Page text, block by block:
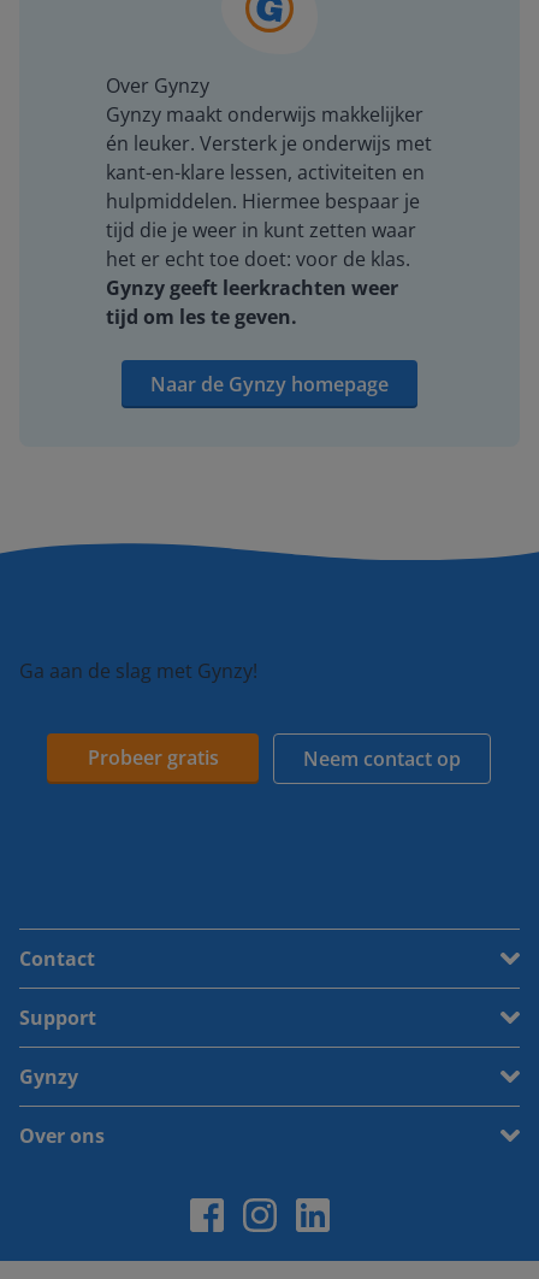
Over Gynzy
Gynzy maakt onderwijs makkelijker
én leuker. Versterk je onderwijs met
kant-en-klare lessen, activiteiten en
hulpmiddelen. Hiermee bespaar je
tijd die je weer in kunt zetten waar
het er echt toe doet: voor de klas.
Gynzy geeft leerkrachten weer
tijd om les te geven.
Naar de Gynzy homepage
Ga aan de slag met Gynzy!
Probeer gratis Neem contact op
Contact
Support
Gynzy
Over ons